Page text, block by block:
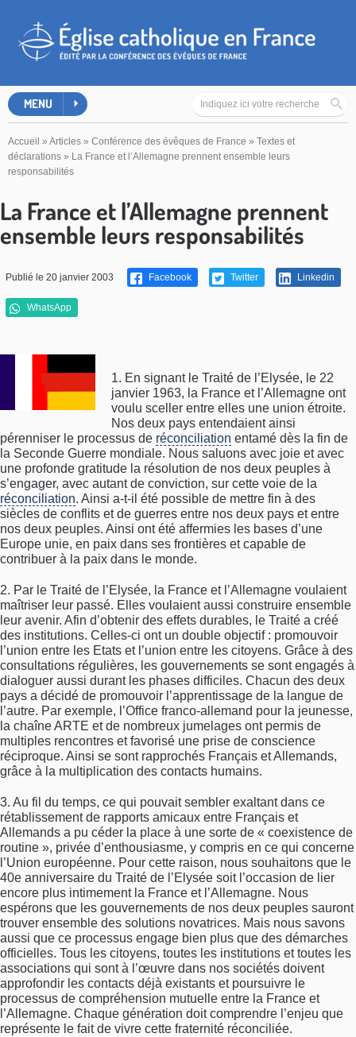
MENU
Accueil » Articles » Conférence des évêques de France » Textes et
déclarations » La France et l’Allemagne prennent ensemble leurs
responsabilités
La France et l’Allemagne prennent
ensemble leurs responsabilités
Publié le 20 janvier 2003 Facebook Twitter Linkedin
WhatsApp
1. En signant le Traité de l’Elysée, le 22
janvier 1963, la France et l’Allemagne ont
voulu sceller entre elles une union étroite.
Nos deux pays entendaient ainsi
pérenniser le processus de réconciliation entamé dès la fin de
la Seconde Guerre mondiale. Nous saluons avec joie et avec
une profonde gratitude la résolution de nos deux peuples à
s’engager, avec autant de conviction, sur cette voie de la
réconciliation. Ainsi a-t-il été possible de mettre fin à des
siècles de conflits et de guerres entre nos deux pays et entre
nos deux peuples. Ainsi ont été affermies les bases d’une
Europe unie, en paix dans ses frontières et capable de
contribuer à la paix dans le monde.
2. Par le Traité de l’Elysée, la France et l’Allemagne voulaient
maîtriser leur passé. Elles voulaient aussi construire ensemble
leur avenir. Afin d’obtenir des effets durables, le Traité a créé
des institutions. Celles-ci ont un double objectif : promouvoir
l’union entre les Etats et l’union entre les citoyens. Grâce à des
consultations régulières, les gouvernements se sont engagés à
dialoguer aussi durant les phases difficiles. Chacun des deux
pays a décidé de promouvoir l’apprentissage de la langue de
l’autre. Par exemple, l’Office franco-allemand pour la jeunesse,
la chaîne ARTE et de nombreux jumelages ont permis de
multiples rencontres et favorisé une prise de conscience
réciproque. Ainsi se sont rapprochés Français et Allemands,
grâce à la multiplication des contacts humains.
3. Au fil du temps, ce qui pouvait sembler exaltant dans ce
rétablissement de rapports amicaux entre Français et
Allemands a pu céder la place à une sorte de « coexistence de
routine », privée d’enthousiasme, y compris en ce qui concerne
l’Union européenne. Pour cette raison, nous souhaitons que le
40e anniversaire du Traité de l’Elysée soit l’occasion de lier
encore plus intimement la France et l’Allemagne. Nous
espérons que les gouvernements de nos deux peuples sauront
trouver ensemble des solutions novatrices. Mais nous savons
aussi que ce processus engage bien plus que des démarches
officielles. Tous les citoyens, toutes les institutions et toutes les
associations qui sont à l’œuvre dans nos sociétés doivent
approfondir les contacts déjà existants et poursuivre le
processus de compréhension mutuelle entre la France et
l’Allemagne. Chaque génération doit comprendre l’enjeu que
représente le fait de vivre cette fraternité réconciliée.